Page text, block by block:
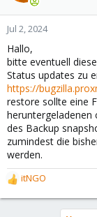
Jul 2, 2024
Hallo,
bitte eventuell
Status updates zu
https://
restore sollte eine
heruntergeladenen
des Backup
zumindest die
werden.
R
e
itNGO